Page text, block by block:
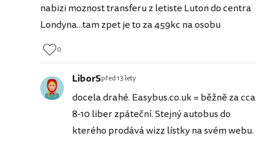
nabizi moznost transferu z letiste Luton do centra
Londyna...tam zpet je to za 459kc na osobu
0
LiborSpřed 13 lety
docela drahé. Easybus.co.uk = běžně za cca
8-10 liber zpáteční. Stejný autobus do
kterého prodává wizz lístky na svém webu.